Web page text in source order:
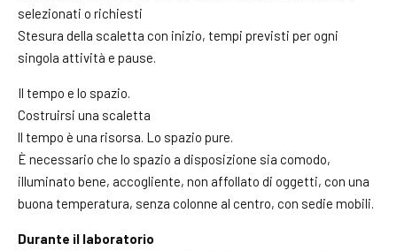
selezionati o richiesti
Stesura della scaletta con inizio, tempi previsti per ogni
singola attività e pause.
Il tempo e lo spazio.
Costruirsi una scaletta
ll tempo è una risorsa. Lo spazio pure.
È necessario che lo spazio a disposizione sia comodo,
illuminato bene, accogliente, non affollato di oggetti, con una
buona temperatura, senza colonne al centro, con sedie mobili.
Durante il laboratorio